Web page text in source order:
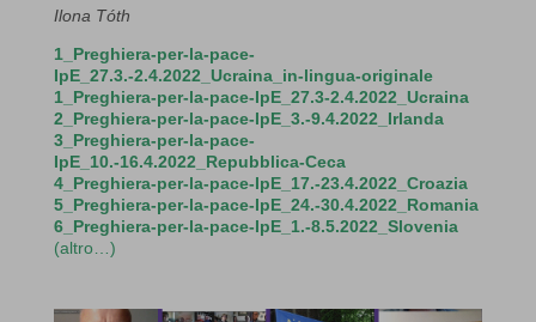
Ilona Tóth
1_Preghiera-per-la-pace-
IpE_27.3.-2.4.2022_Ucraina_in-lingua-originale
1_Preghiera-per-la-pace-IpE_27.3-2.4.2022_Ucraina
2_Preghiera-per-la-pace-IpE_3.-9.4.2022_Irlanda
3_Preghiera-per-la-pace-
IpE_10.-16.4.2022_Repubblica-Ceca
4_Preghiera-per-la-pace-IpE_17.-23.4.2022_Croazia
5_Preghiera-per-la-pace-IpE_24.-30.4.2022_Romania
6_Preghiera-per-la-pace-IpE_1.-8.5.2022_Slovenia
(altro…)